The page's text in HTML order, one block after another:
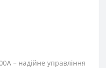
– надійне управління